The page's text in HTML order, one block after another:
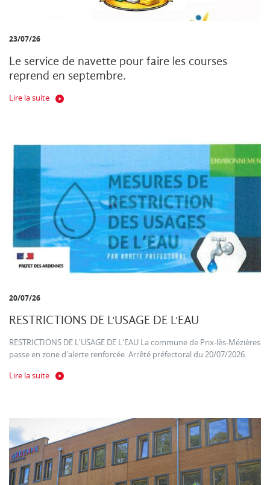
23/07/26
Le service de navette pour faire les courses
reprend en septembre.
Lire la suite
20/07/26
RESTRICTIONS DE L'USAGE DE L'EAU
RESTRICTIONS DE L'USAGE DE L'EAU La commune de Prix-lès-Mézières
passe en zone d'alerte renforcée. Arrêté préfectoral du 20/07/2026.
Lire la suite